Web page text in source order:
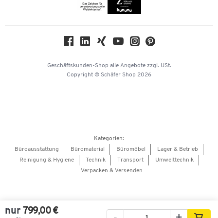
nur 799,00 €
KinderHerz Zukunftsfonds
Barrierefreiheitserklärung
Onlinebewerbung Lieferant
Geschäftskunden-Shop alle Angebote zzgl. USt.
Copyright © Schäfer Shop 2026
Kategorien:
Büroausstattung
Büromaterial Büromöbel
Lager & Betrieb
Reinigung & Hygiene
Technik Transport
Umwelttechnik
Verpacken & Versenden